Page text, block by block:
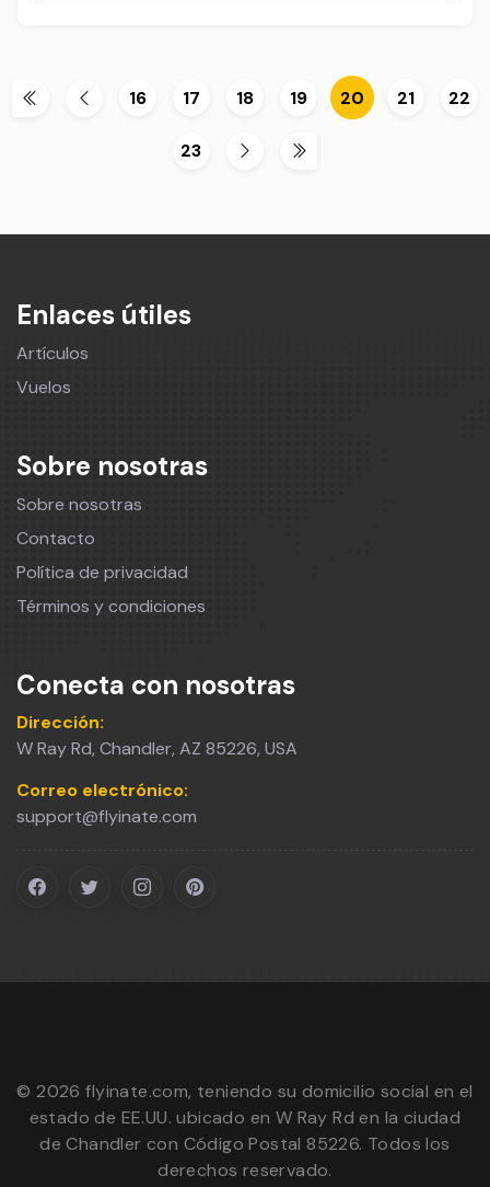
16 17 18 19 20 21 22
23
Enlaces útiles
Artículos
Vuelos
Sobre nosotras
Sobre nosotras
Contacto
Política de privacidad
Términos y condiciones
Conecta con nosotras
Dirección:
W Ray Rd, Chandler, AZ 85226, USA
Correo electrónico:
support@flyinate.com
©2026 flyinate.com, teniendo su domicilio social en el
estado de EE.UU. ubicado en W Ray Rd en la ciudad
de Chandler con Código Postal 85226. Todos los
derechos reservado.